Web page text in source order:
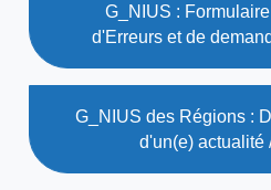
G_NIUS :
d'Erreurs et de
G_NIUS des Régions :
d'un(e) actualité